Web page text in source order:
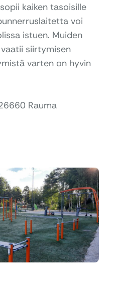
kaiken tasoisille
voi
istuen. Muiden
siirtymisen
varten on hyvin
Rauma